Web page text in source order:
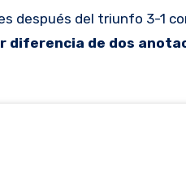
después del triunfo 3-1
diferencia de dos